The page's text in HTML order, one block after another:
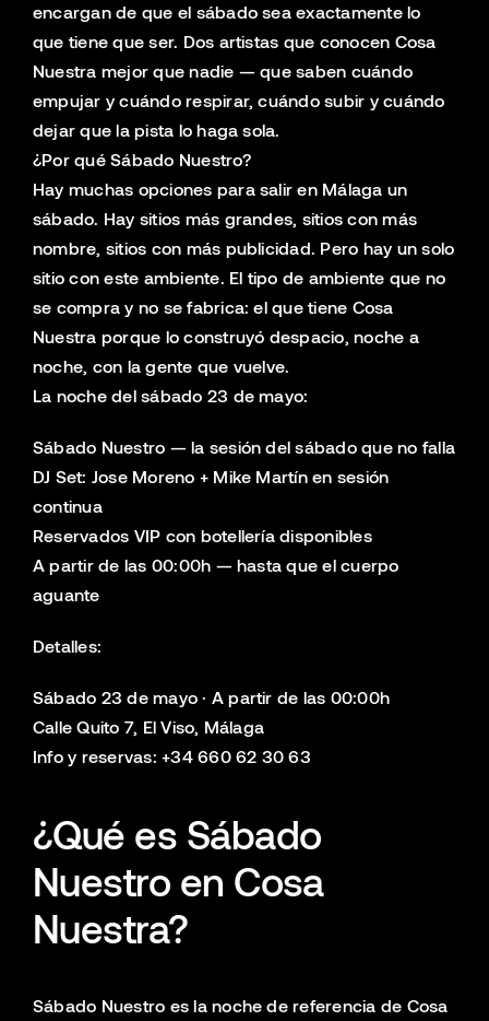
encargan de que el sábado sea exactamente lo
que tiene que ser. Dos artistas que conocen Cosa
Nuestra mejor que nadie — que saben cuándo
empujar y cuándo respirar, cuándo subir y cuándo
dejar que la pista lo haga sola.
¿Por qué Sábado Nuestro?
Hay muchas opciones para salir en Málaga un
sábado. Hay sitios más grandes, sitios con más
nombre, sitios con más publicidad. Pero hay un solo
sitio con este ambiente. El tipo de ambiente que no
se compra y no se fabrica: el que tiene Cosa
Nuestra porque lo construyó despacio, noche a
noche, con la gente que vuelve.
La noche del sábado 23 de mayo:
Sábado Nuestro — la sesión del sábado que no falla
DJ Set: Jose Moreno + Mike Martín en sesión
continua
Reservados VIP con botellería disponibles
A partir de las 00:00h — hasta que el cuerpo
aguante
Detalles:
Sábado 23 de mayo · A partir de las 00:00h
Calle Quito 7, El Viso, Málaga
Info y reservas: +34 660 62 30 63
¿Qué es Sábado
Nuestro en Cosa
Nuestra?
Sábado Nuestro es la noche de referencia de Cosa